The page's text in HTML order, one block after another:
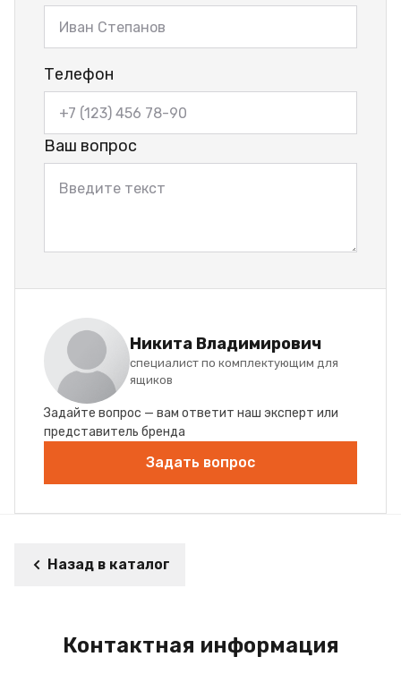
Телефон
Ваш вопрос
Никита Владимирович
специалист по комплектующим для
ящиков
Задайте вопрос — вам ответит наш эксперт или
представитель бренда
Задать вопрос
Назад в каталог
Контактная информация